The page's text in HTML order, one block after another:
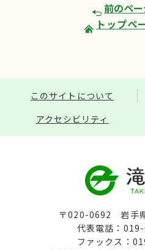
前のペ
トップペ
このサイトについて
アクセシビリティ
〒020-0692 岩手
代表電話：
ファックス：